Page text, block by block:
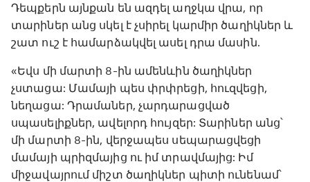
Դեպքերն այնքան են ազդել աղջկա վրա, որ
տարիներ անց սկել է չսիրել կարմիր ծաղիկներ և
շատ ուշ է համարձակվել ասել դրա մասին.
«Եվս մի մարտի 8-ին ամենևին ծաղիկներ
չստացա: Մամայի պես փրփրեցի, հուզվեցի,
նեղացա: Դրամաներ, չարդարացված
սպասելիքներ, ավելորդ հույզեր: Տարիներ անց՝
մի մարտի 8-ին, վերջապես սեպարացվեցի
մամայի պրիզմայից ու իմ տրավմայից: Իմ
միջավայրում միշտ ծաղիկներ պիտի ունենամ՝